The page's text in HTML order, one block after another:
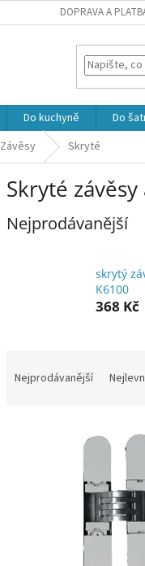
DOPRAVA A
Do kuchyně Do
Závěsy Skryté
Skryté
Nejprodávanější
skrytý
K6100
368 Kč
Nejprodávanější